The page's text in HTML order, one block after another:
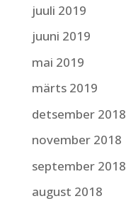
juuli 2019
juuni 2019
mai 2019
märts 2019
detsember 2018
november 2018
september 2018
august 2018